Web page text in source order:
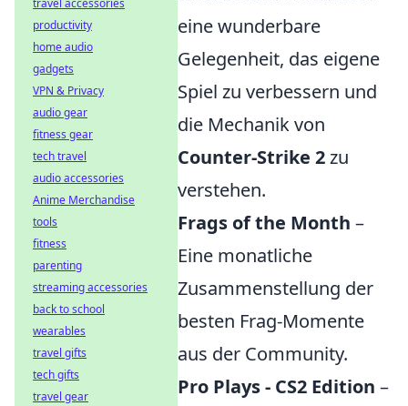
eine wunderbare
Gelegenheit, das eigene
Spiel zu verbessern und
die Mechanik von
Counter-Strike 2zu
verstehen.
Frags of the Month –
Eine monatliche
Zusammenstellung der
besten Frag-Momente
aus der Community.
Pro Plays - CS2 Edition –
travel accessories
productivity
home audio
gadgets
VPN & Privacy
audio gear
fitness gear
tech travel
audio accessories
Anime Merchandise
tools
fitness
parenting
streaming accessories
back to school
wearables
travel gifts
tech gifts
travel gear